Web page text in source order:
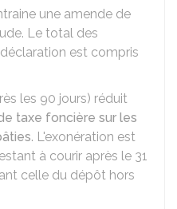
une amende de
Le total des
est compris
les 90 jours) réduit
taxe foncière sur les
. L'exonération est
à courir après le 31
celle du dépôt hors